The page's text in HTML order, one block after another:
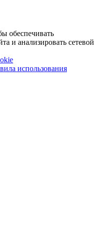
обеспечивать
и анализировать сетевой
использования